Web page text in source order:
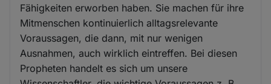
Fähigkeiten erworben haben. Sie machen für ihre
Mitmenschen kontinuierlich alltagsrelevante
Voraussagen, die dann, mit nur wenigen
Ausnahmen, auch wirklich eintreffen. Bei diesen
Propheten handelt es sich um unsere